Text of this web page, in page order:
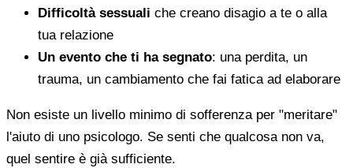
Difficoltà sessuali che creano disagio a te o alla
tua relazione
Un evento che ti ha segnato: una perdita, un
trauma, un cambiamento che fai fatica ad elaborare
Non esiste un livello minimo di sofferenza per "meritare"
l'aiuto di uno psicologo. Se senti che qualcosa non va,
quel sentire è già sufficiente.